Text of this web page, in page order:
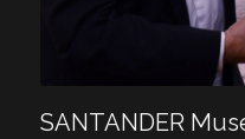
SANTANDER